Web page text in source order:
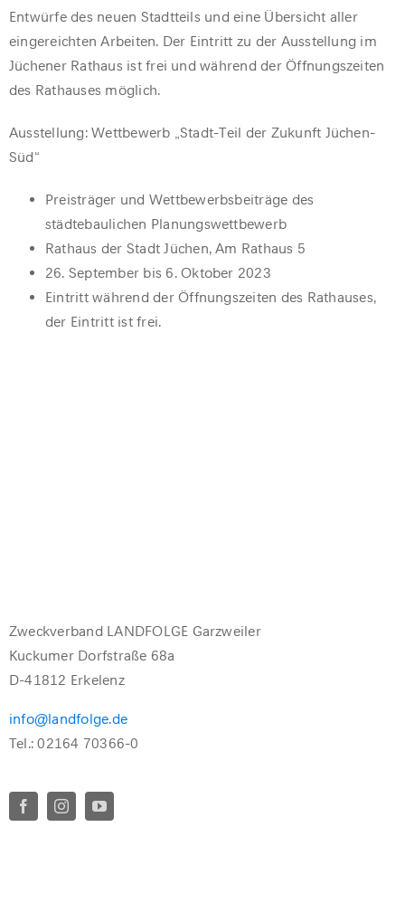
Entwürfe des neuen Stadtteils und eine Übersicht aller
eingereichten Arbeiten. Der Eintritt zu der Ausstellung im
Jüchener Rathaus ist frei und während der Öffnungszeiten
des Rathauses möglich.
Ausstellung: Wettbewerb „Stadt-Teil der Zukunft Jüchen-
Süd“
Preisträger und Wettbewerbsbeiträge des
städtebaulichen Planungswettbewerb
Rathaus der Stadt Jüchen, Am Rathaus 5
26. September bis 6. Oktober 2023
Eintritt während der Öffnungszeiten des Rathauses,
der Eintritt ist frei.
Zweckverband LANDFOLGE Garzweiler
Kuckumer Dorfstraße 68a
D-41812 Erkelenz
info@landfolge.de
Tel.: 02164 70366-0